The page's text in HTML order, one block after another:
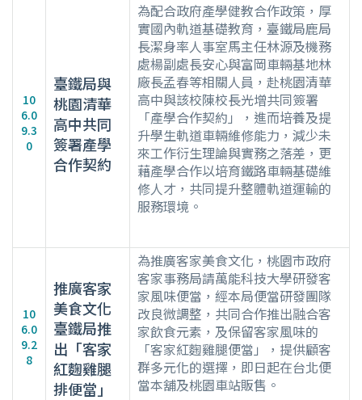
10
6.0
9.3
0
臺鐵局與
桃園清華
高中共同
簽署產學
合作契約
為配合政府產學健教合作政策，厚
實國內軌道基礎教育，臺鐵局鹿局
長潔身率人事室馬主任林源及機務
處楊副處長安心與富岡車輛基地林
廠長孟春等相關人員，赴桃園清華
高中與該校陳校長光增共同簽署
「產學合作契約」，進而培養及提
升學生軌道車輛維修能力，減少未
來工作衍生理論與實務之落差，更
藉產學合作以培育鐵路車輛基礎維
修人才，共同提升整體軌道運輸的
服務環境。
10
6.0
9.2
8
推廣客家
美食文化
臺鐵局推
出「客家
紅麴雞腿
排便當」
為推廣客家美食文化，桃園市政府
客家事務局請萬能科技大學研發客
家風味便當，經本局便當研發團隊
改良微調整，共同合作推出融合客
家飲食元素，及保留客家風味的
「客家紅麴雞腿便當」，提供顧客
群多元化的選擇，即日起在台北便
當本舖及桃園車站販售。